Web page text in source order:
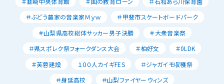
＃ぶどう農家の音楽家Ｍｙｗ
＃甲斐市スケートボードパーク
＃山梨県高校総体サッカー男子決勝
＃大衆音楽祭
＃県スポレク祭フォークダンス大会
＃柏好文
＃0LDK
＃芙蓉建設
１００人カイギFES
＃ジャガイモ収穫祭
＃身延高校
＃山梨ファイヤーウィンズ